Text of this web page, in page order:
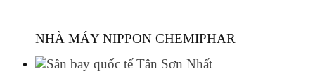
NHÀ MÁY NIPPON CHEMIPHAR